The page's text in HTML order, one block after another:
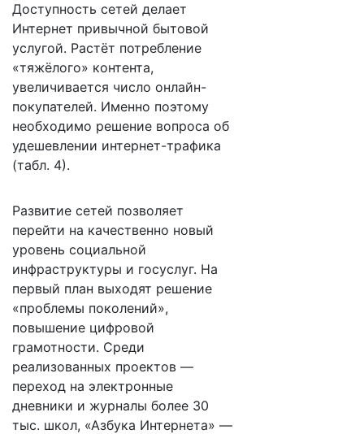
Доступность сетей делает
Интернет привычной бытовой
услугой. Растёт потребление
«тяжёлого» контента,
увеличивается число онлайн-
покупателей. Именно поэтому
необходимо решение вопроса об
удешевлении интернет-трафика
(табл. 4).
Развитие сетей позволяет
перейти на качественно новый
уровень социальной
инфраструктуры и госуслуг. На
первый план выходят решение
«проблемы поколений»,
повышение цифровой
грамотности. Среди
реализованных проектов —
переход на электронные
дневники и журналы более 30
тыс. школ, «Азбука Интернета» —